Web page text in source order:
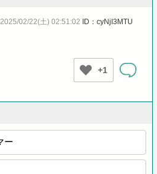
2025/02/22(土) 02:51:02 ID：cyNjI3MTU
+1